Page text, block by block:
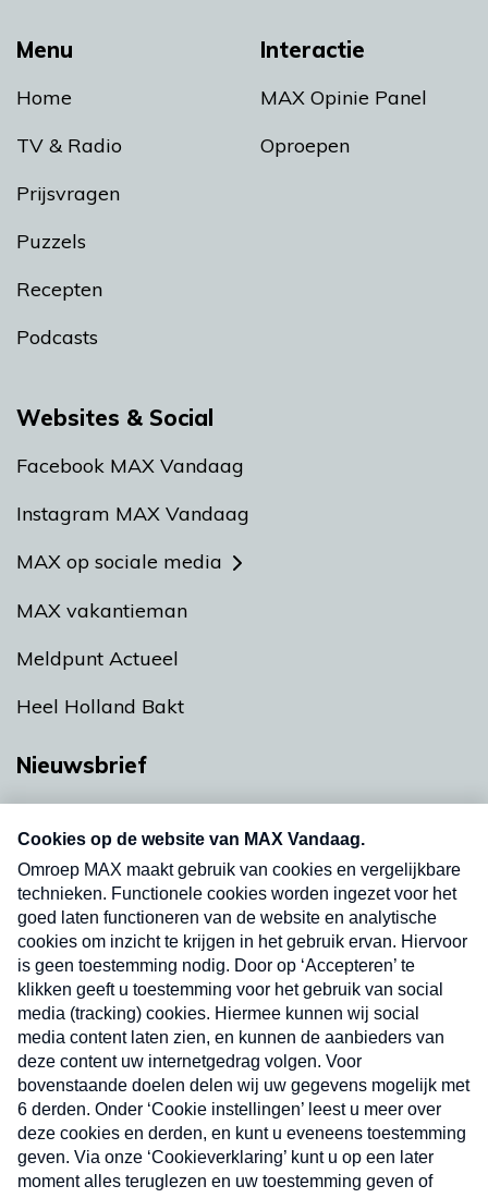
Menu
Home
TV & Radio
Prijsvragen
Puzzels
Recepten
Podcasts
Interactie
MAX Opinie Panel
Oproepen
Websites & Social
Facebook MAX Vandaag
Instagram MAX Vandaag
MAX op sociale media
MAX vakantieman
Meldpunt Actueel
Heel Holland Bakt
Nieuwsbrief
nieuwsbrief. Elke vrijdag- en dinsdagochtend in
uw mailbox.
Verzend
Nieuwsbrief
Neem hier een gratis abonnement op onze